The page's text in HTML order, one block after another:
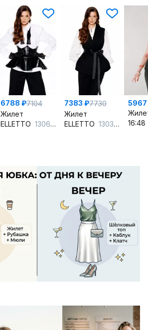
6788 ₽7104
Жилет
ELLETTO 13065 черный
7383 ₽7730
Жилет
ELLETTO 13033 черный
5967
16:48